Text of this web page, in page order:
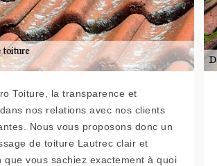
Toiture, la transparence et
nos relations avec nos clients
Nous vous proposons donc un
de toiture Lautrec clair et
que vous sachiez exactement à quoi